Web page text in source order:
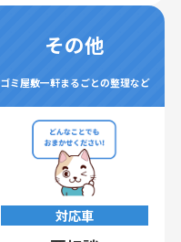
その他
ゴミ屋敷一軒まるごとの整理など
対応車